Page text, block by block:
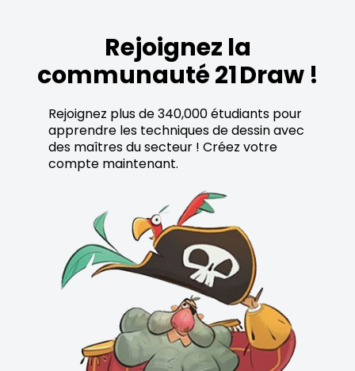
Rejoignez la
communauté 21 Draw !
Rejoignez plus de 340,000 étudiants pour
apprendre les techniques de dessin avec
des maîtres du secteur ! Créez votre
compte maintenant.